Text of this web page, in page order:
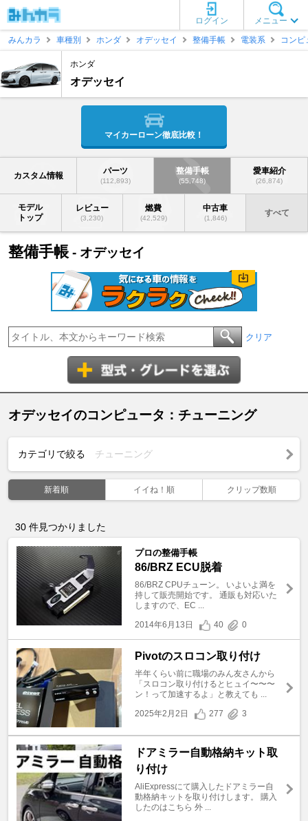
メニュー
ログイン
みんカラ
車種別 ホンダ オデッセイ 整備手帳 電装系 コンピ
ホンダ
オデッセイ
マイカーローン徹底比較！
カスタム情報 パーツ
(112,893)
整備手帳
(55,748)
愛車紹介
(26,874)
モデル
トップ
レビュー
(3,230)
燃費
(42,529)
中古車
(1,846)
すべて
整備手帳 - オデッセイ
クリア
オデッセイのコンピュータ：チューニング
カテゴリで絞る チューニング
新着順 イイね！順 クリップ数順
30 件見つかりました
プロの整備手帳
86/BRZ ECU脱着
86/BRZ CPUチューン。 いよいよ満を
持して販売開始です。 通販も対応いた
しますので、EC ...
2014年6月13日
40 0
Pivotのスロコン取り付け
半年くらい前に職場のみん友さんから
「スロコン取り付けるとヒュイ〜〜〜
ン！って加速するよ」と教えても ...
2025年2月2日
277 3
ドアミラー自動格納キット取
り付け
AliExpressにて購入したドアミラー自
動格納キットを取り付けします。 購入
したのはこちら 外 ...